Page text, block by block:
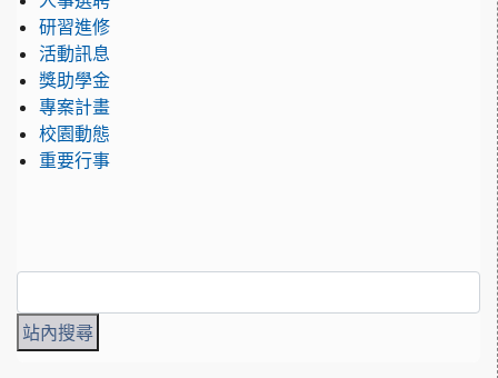
研習進修
活動訊息
獎助學金
專案計畫
校園動態
重要行事